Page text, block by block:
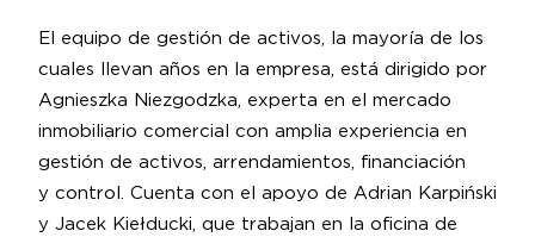
El equipo de gestión de activos, la mayoría de los
cuales llevan años en la empresa, está dirigido por
Agnieszka Niezgodzka, experta en el mercado
inmobiliario comercial con amplia experiencia en
gestión de activos, arrendamientos, financiación
y control. Cuenta con el apoyo de Adrian Karpiński
y Jacek Kiełducki, que trabajan en la oficina de